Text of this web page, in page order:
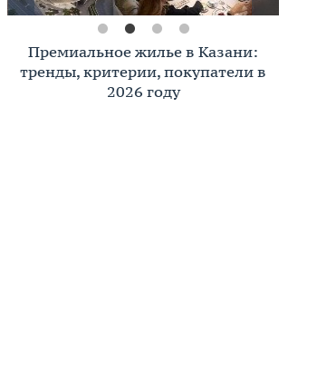
Премиальное жилье в Казани:
тренды, критерии, покупатели в
2026 году